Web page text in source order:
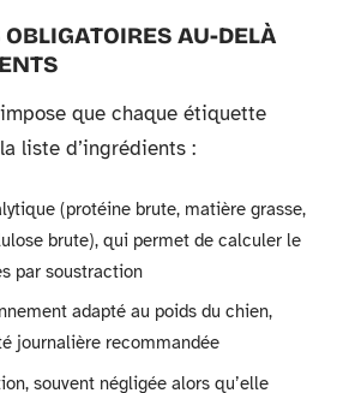
AU-DELÀ
que chaque étiquette
liste d’ingrédients :
(protéine brute, matière grasse,
brute), qui permet de calculer le
par soustraction
adapté au poids du chien,
journalière recommandée
souvent négligée alors qu’elle